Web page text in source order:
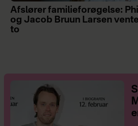
Afslører familieforøgelse:
og Jacob Bruun Larsen
to